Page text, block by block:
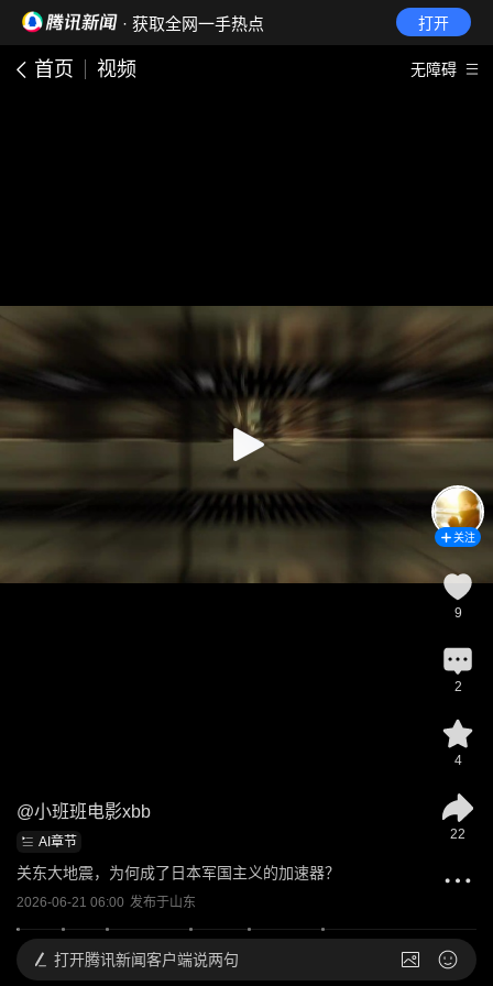
· 获取全网一手热点 打开
首页 视频 无障碍
@小班班电影xbb
AI章节
关东大地震，为何成了日本军国主义的加速器？
2026-06-21 06:00 发布于山东
关注
9
2
4
22
打开腾讯新闻客户端说两句